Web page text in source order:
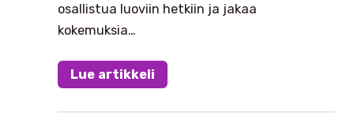
osallistua luoviin hetkiin ja jakaa
kokemuksia…
Lue artikkeli